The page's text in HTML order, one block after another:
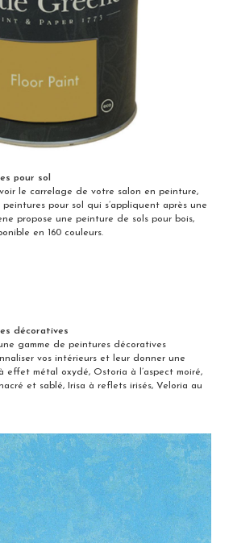
pour sol
le carrelage de votre salon en peinture,
pour sol qui s’appliquent après une
propose une peinture de sols pour bois,
en 160 couleurs.
décoratives
gamme de peintures décoratives
vos intérieurs et leur donner une
effet métal oxydé, Ostoria à l’aspect moiré,
et sablé, Irisa à reflets irisés, Veloria au